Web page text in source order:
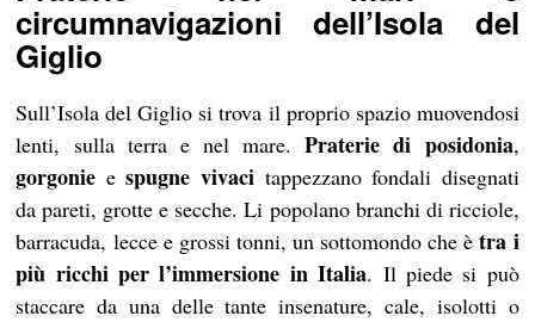
circumnavigazioni dell’Isola del
Giglio
Sull’Isola del Giglio si trova il proprio spazio muovendosi
lenti, sulla terra e nel mare.Praterie di posidonia,
gorgonie espugne vivaci tappezzano fondali disegnati
da pareti, grotte e secche. Li popolano branchi di ricciole,
barracuda, lecce e grossi tonni, un sottomondo che ètra i
più ricchi per l’immersione in Italia. Il piede si può
staccare da una delle tante insenature, cale, isolotti o